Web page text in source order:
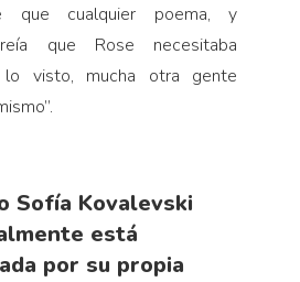
que cualquier poema, y
que Rose necesitaba
lo visto, mucha otra gente
Sofía Kovalevski
está
por su propia